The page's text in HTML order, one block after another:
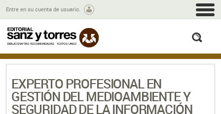
Entre en su cuenta de usuario.
EXPERTO PROFESIONAL EN
GESTIÓN DEL MEDIOAMBIENTE Y
SEGURIDAD DE LA INFORMACIÓN